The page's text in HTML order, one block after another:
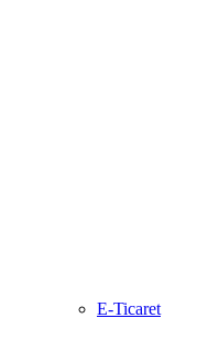
E-Ticaret